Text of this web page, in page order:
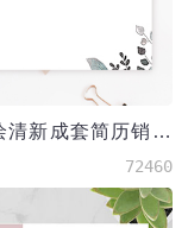
绿色手绘清新成套简历销售主管个人简历模板
72460